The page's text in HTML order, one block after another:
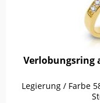
Verlobungsring
Legierung / Farbe